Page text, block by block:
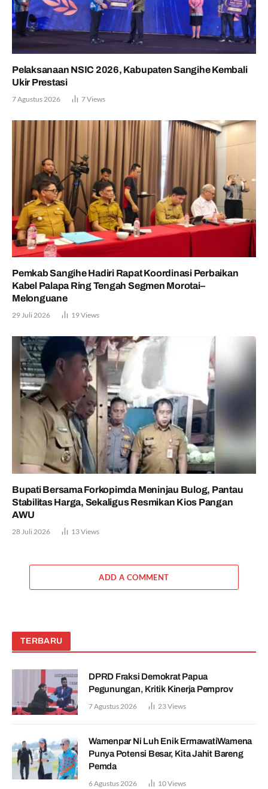
Pelaksanaan NSIC 2026, Kabupaten Sangihe Kembali
Ukir Prestasi
7 Agustus 2026 7Views
Pemkab Sangihe Hadiri Rapat Koordinasi Perbaikan
Kabel Palapa Ring Tengah Segmen Morotai–
Melonguane
29 Juli 2026 19Views
Bupati Bersama Forkopimda Meninjau Bulog, Pantau
Stabilitas Harga, Sekaligus Resmikan Kios Pangan
AWU
28 Juli 2026 13Views
ADD A COMMENT
TERBARU
DPRD Fraksi Demokrat Papua
Pegunungan, Kritik Kinerja Pemprov
7 Agustus 2026 23Views
Wamenpar Ni Luh Enik ErmawatiWamena
Punya Potensi Besar, Kita Jahit Bareng
Pemda
6 Agustus 2026 10Views